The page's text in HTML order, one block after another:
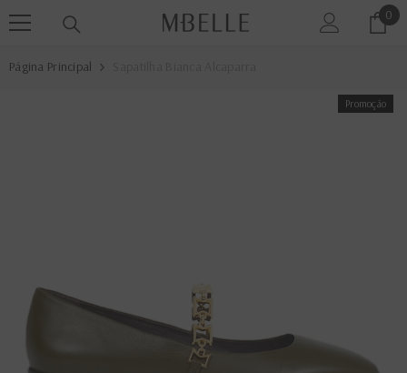
PULAR PARA O CONTEÚDO 0 0
Página Principal
Promoção